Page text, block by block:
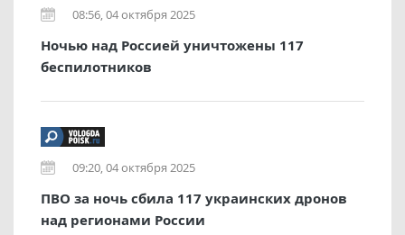
08:56, 04 октября 2025
Ночью над Россией уничтожены 117
беспилотников
09:20, 04 октября 2025
ПВО за ночь сбила 117 украинских дронов
над регионами России